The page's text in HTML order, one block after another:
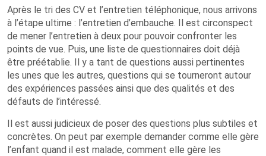
Après le tri des CV et l’entretien téléphonique, nous arrivons
à l’étape ultime : l’entretien d’embauche. Il est circonspect
de mener l’entretien à deux pour pouvoir confronter les
points de vue. Puis, une liste de questionnaires doit déjà
être préétablie. Il y a tant de questions aussi pertinentes
les unes que les autres, questions qui se tourneront autour
des expériences passées ainsi que des qualités et des
défauts de l’intéressé.
Il est aussi judicieux de poser des questions plus subtiles et
concrètes. On peut par exemple demander comme elle gère
l’enfant quand il est malade, comment elle gère les